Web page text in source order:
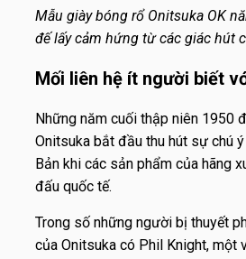
Mẫu giày bóng rổ Onitsuka OK
đế lấy cảm hứng từ các giác hút
Mối liên hệ ít người biết
Những năm cuối thập niên 1950
Onitsuka bắt đầu thu hút sự chú
Bản khi các sản phẩm của hãng
đấu quốc tế.
Trong số những người bị thuyết
của Onitsuka có Phil Knight, một